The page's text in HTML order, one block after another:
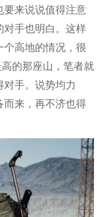
来说说值得注意
对手也明白。这样
个高地的情况，很
的那座山，笔者就
手。说势均力
而来，再不济也得